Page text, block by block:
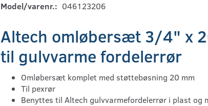
Model/varenr.: 046123206
Altech omløbersæt 3/4" x
til gulvvarme fordelerrør
Omløbersæt komplet med støttebøsning 20 mm
Til pexrør
Benyttes til Altech gulvvarmefordelerrør i plast og